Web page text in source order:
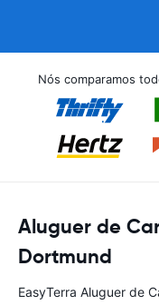
Nós comparamos
Aluguer de
Dortmund
EasyTerra Aluguer de